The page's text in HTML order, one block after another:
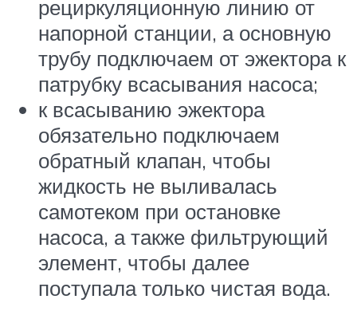
рециркуляционную линию от
напорной станции, а основную
трубу подключаем от эжектора к
патрубку всасывания насоса;
к всасыванию эжектора
обязательно подключаем
обратный клапан, чтобы
жидкость не выливалась
самотеком при остановке
насоса, а также фильтрующий
элемент, чтобы далее
поступала только чистая вода.